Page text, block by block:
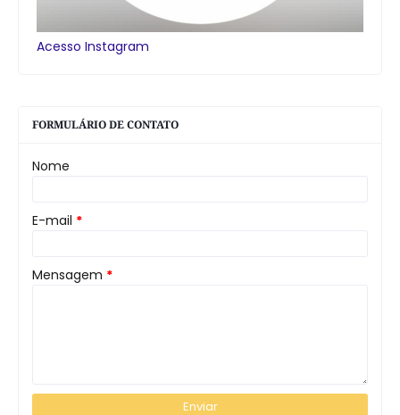
Acesso Instagram
FORMULÁRIO DE CONTATO
Nome
E-mail *
Mensagem *